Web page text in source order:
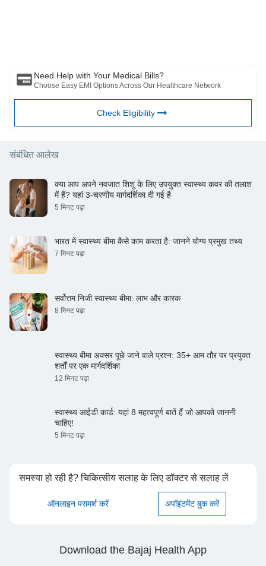
Need Help with Your Medical Bills?
Choose Easy EMI Options Across Our Healthcare Network
Check Eligibility
संबंधित आलेख
क्या आप अपने नवजात शिशु के लिए उपयुक्त स्वास्थ्य कवर की तलाश
में हैं? यहां 3-चरणीय मार्गदर्शिका दी गई है
5 मिनट पढ़ा
भारत में स्वास्थ्य बीमा कैसे काम करता है: जानने योग्य प्रमुख तथ्य
7 मिनट पढ़ा
सर्वोत्तम निजी स्वास्थ्य बीमा: लाभ और कारक
8 मिनट पढ़ा
स्वास्थ्य बीमा अक्सर पूछे जाने वाले प्रश्न: 35+ आम तौर पर प्रयुक्त
शर्तों पर एक मार्गदर्शिका
12 मिनट पढ़ा
स्वास्थ्य आईडी कार्ड: यहां 8 महत्वपूर्ण बातें हैं जो आपको जाननी
चाहिए!
5 मिनट पढ़ा
समस्या हो रही है? चिकित्सीय सलाह के लिए डॉक्टर से सलाह लें
ऑनलाइन परामर्श करें अपॉइंटमेंट बुक करें
Download the Bajaj Health App